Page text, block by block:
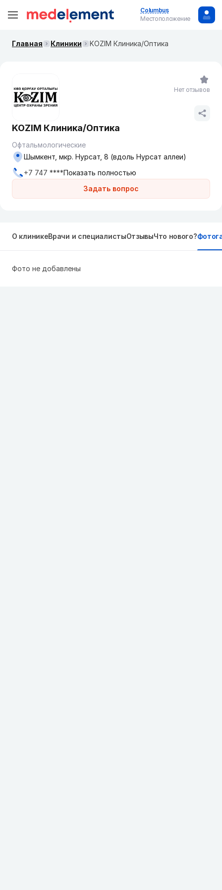
Columbus
Местоположение
Главная Клиники KOZIM Клиника/Оптика
KOZIM Клиника/Оптика
Офтальмологические
Задать вопрос
Шымкент, мкр. Нурсат, 8 (вдоль Нурсат аллеи)
+7 747 ****Показать полностью
Нет отзывов
О клиникеВрачи и специалистыОтзывыЧто нового?
Фото не добавлены